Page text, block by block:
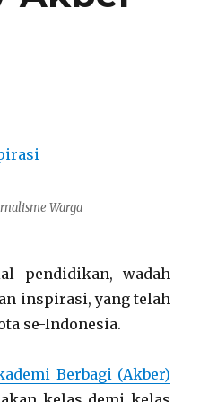
Warga
pendidikan, wadah
inspirasi, yang telah
se-Indonesia.
Berbagi (Akber)